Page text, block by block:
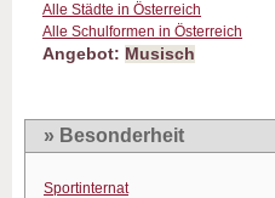
Alle Städte in Österreich
Alle Schulformen in Österreich
Angebot: Musisch
» Besonderheit
Sportinternat